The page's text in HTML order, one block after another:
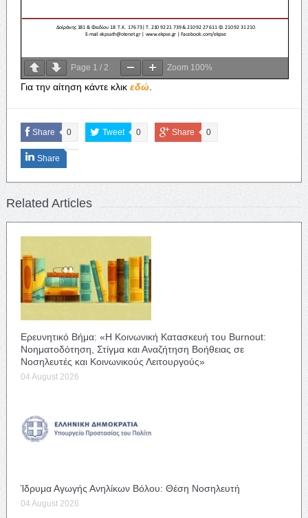
Page 1 / 2 Zoom 100%
Για την αίτηση κάντε κλικ εδώ.
Share 0 Tweet 0 Share 0
Share
Related Articles
Ερευνητικό Βήμα: «Η Κοινωνική Κατασκευή του Burnout:
Νοηματοδότηση, Στίγμα και Αναζήτηση Βοήθειας σε
Νοσηλευτές και Κοινωνικούς Λειτουργούς»
04 August 2026
Ίδρυμα Αγωγής Ανηλίκων Βόλου: Θέση Νοσηλευτή
04 August 2026